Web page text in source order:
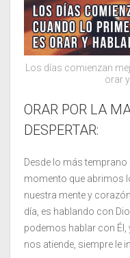
Los días comienzan
orar
ORAR POR LA
DESPERTAR:
Desde lo más temprano
momento que abrimos
nuestra mente y
día, es hablando con
podemos hablar con
nos atiende, siempre le